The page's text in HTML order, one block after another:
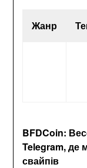
Жанр
BFDCoin:
Telegram, де
свайпів